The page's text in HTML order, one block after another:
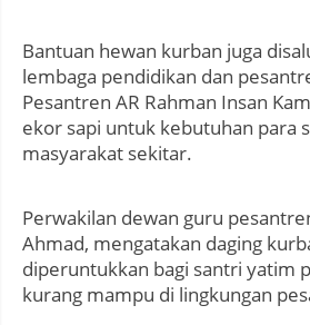
Bantuan hewan kurban juga
lembaga pendidikan dan
Pesantren AR Rahman Insan
ekor sapi untuk kebutuhan para
masyarakat sekitar.
Perwakilan dewan guru
Ahmad, mengatakan daging
diperuntukkan bagi santri yatim
kurang mampu di lingkungan